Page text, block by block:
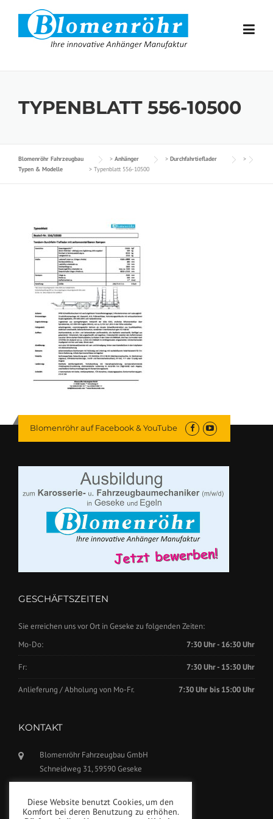
Skip to content
TYPENBLATT 556-10500
Blomenröhr Fahrzeugbau > Anhänger > Durchfahrtieflader
>
Typen & Modelle
> Typenblatt 556-10500
Blomenröhr auf Facebook & YouTube
GESCHÄFTSZEITEN
Sie erreichen uns vor Ort in Geseke zu folgenden Zeiten:
Mo-Do:
7:30 Uhr - 16:30 Uhr
Fr: 7:30 Uhr - 15:30 Uhr
Anlieferung / Abholung von Mo-Fr. 7:30 Uhr bis 15:00 Uhr
KONTAKT
Blomenröhr Fahrzeugbau GmbH
Schneidweg 31, 59590 Geseke
Fax: +49(0)2942-5799777
Diese Website benutzt Cookies, um den
Komfort bei deren Benutzung zu erhöhen.